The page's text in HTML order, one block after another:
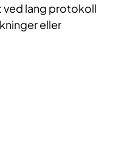
ved lang protokoll
eller